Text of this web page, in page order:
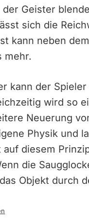
Geister
sich die
kann neben
mehr.
kann der
wird so
Neuerung
Physik und
diesem
die
Objekt durch